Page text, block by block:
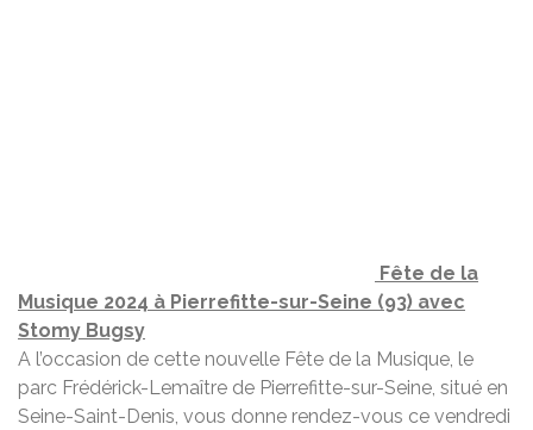
Fête de la
Musique 2024 à Pierrefitte-sur-Seine (93) avec
Stomy Bugsy
A l’occasion de cette nouvelle Fête de la Musique, le
parc Frédérick-Lemaître de Pierrefitte-sur-Seine, situé en
Seine-Saint-Denis, vous donne rendez-vous ce vendredi